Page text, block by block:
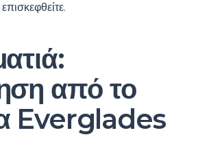
από το
Everglades